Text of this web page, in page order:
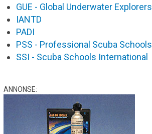
GUE - Global Underwater Explorers
IANTD
PADI
PSS - Professional Scuba Schools
SSI - Scuba Schools International
ANNONSE: